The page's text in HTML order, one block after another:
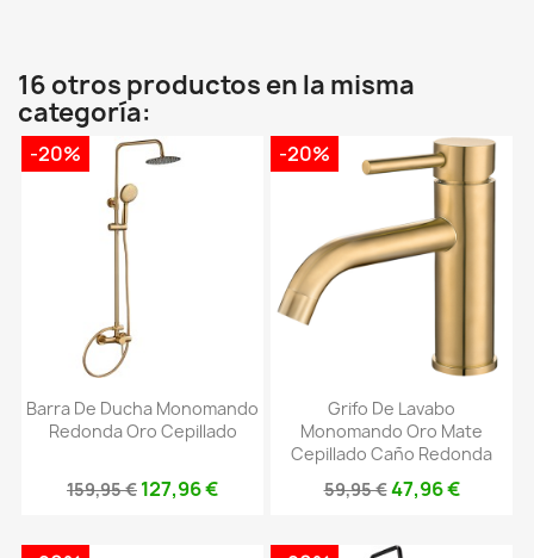
16 otros productos en la misma
categoría:
Barra De Ducha Monomando
Redonda Oro Cepillado
159,95 € 127,96 €
-20%
Grifo De Lavabo
Monomando Oro Mate
Cepillado Caño Redonda
59,95 €47,96 €
-20%